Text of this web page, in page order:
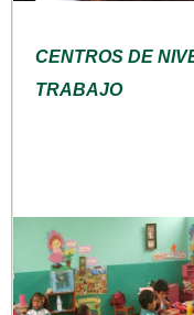
CENTROS DE
TRABAJO